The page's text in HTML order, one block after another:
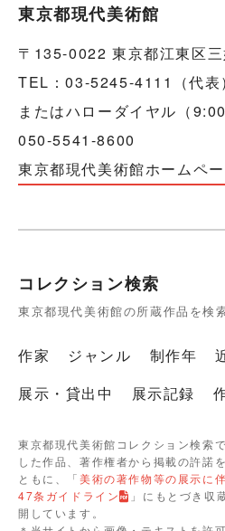
東京都現代美術館
〒135-0022 東京都江東区
TEL：03-5245-4111（代表
またはハローダイヤル（
050-5541-8600
東京都現代美術館ホームペ
コレクション検索
東京都現代美術館の所蔵作品を検
作家 ジャンル 制作年
展示・貸出中
展示記録
東京都現代美術館コレクション検索
した作品、著作権者から掲載の許諾
ともに、「美術の著作物等の展示に
47条ガイドライン
」にもとづき収
開しています。